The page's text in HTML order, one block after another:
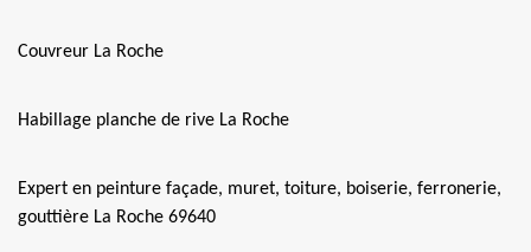
Couvreur La Roche
Habillage planche de rive La Roche
Expert en peinture façade, muret, toiture, boiserie, ferronerie,
gouttière La Roche 69640